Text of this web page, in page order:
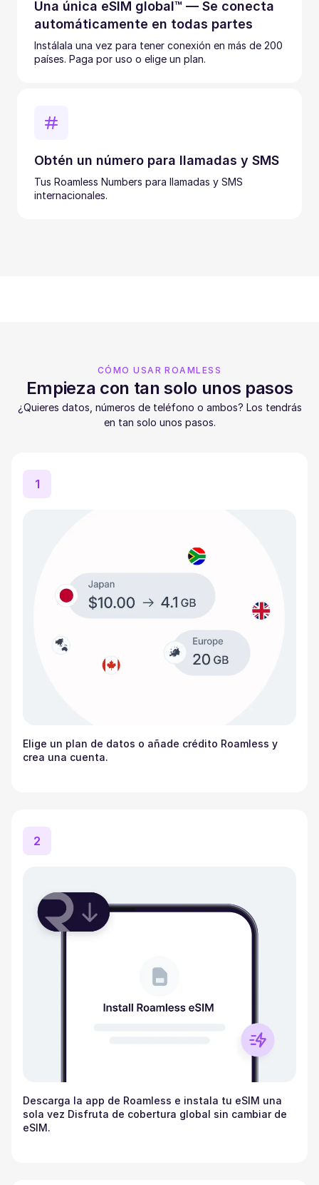
Una única eSIM global™ — Se conecta
automáticamente en todas partes
Instálala una vez para tener conexión en más de 200
países. Paga por uso o elige un plan.
Obtén un número para llamadas y SMS
Tus Roamless Numbers para llamadas y SMS
internacionales.
CÓMO USAR ROAMLESS
Empieza con tan solo unos pasos
¿Quieres datos, números de teléfono o ambos? Los tendrás
en tan solo unos pasos.
1
Elige un plan de datos o añade crédito Roamless y
crea una cuenta.
2
Descarga la app de Roamless e instala tu eSIM una
sola vez Disfruta de cobertura global sin cambiar de
eSIM.